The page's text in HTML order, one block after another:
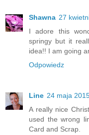
Shawna 27
I adore this
springy but it
idea!! I am going
Odpowiedz
Line 24 maja
A really nice
used the wrong
Card and Scrap.